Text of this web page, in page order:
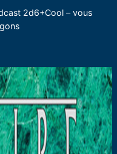
2d6+Cool – vous